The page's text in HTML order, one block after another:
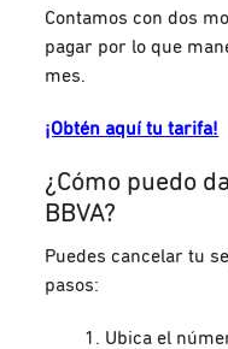
Contamos con dos
pagar por lo que
mes.
¡Obtén aquí tu tarifa!
¿Cómo puedo
BBVA?
Puedes cancelar tu
pasos:
Ubica el